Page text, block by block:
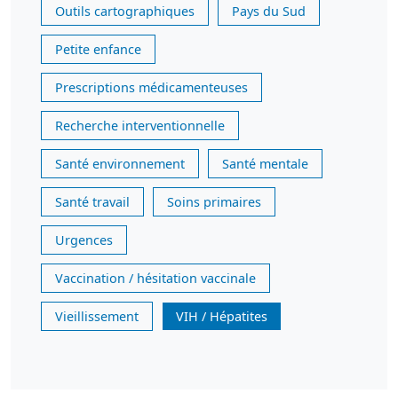
Outils cartographiques Pays du Sud
Petite enfance
Prescriptions médicamenteuses
Recherche interventionnelle
Santé environnement Santé mentale
Santé travail Soins primaires
Urgences
Vaccination / hésitation vaccinale
Vieillissement VIH / Hépatites